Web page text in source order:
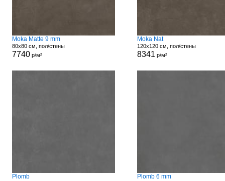
Moka Matte 9 mm
80x80 см, пол/стены
7740р/м²
Moka Nat
120x120 см, пол/стены
8341 р/м²
Plomb Plomb 6 mm